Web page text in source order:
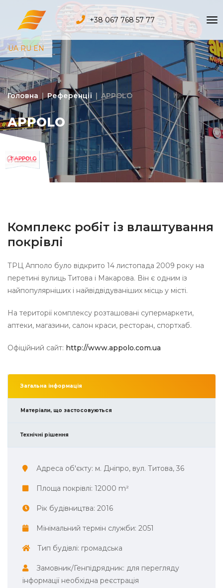
+38 067 768 57 77
UA RU EN
Головна | Референції | APPOLO
APPOLO
Комплекс робіт із влаштування
покрівлі
ТРЦ Апполо було відкрито 14 листопада 2009 року на
перетині вулиць Титова і Макарова. Він є одним із
найпопулярніших і найвідвідуваніших місць у місті.
На території комплексу розташовані супермаркети,
аптеки, магазини, салон краси, ресторан, спортхаб.
Офіційний сайт: http://www.appolo.com.ua
Загальна інформація
Матеріали, що застосовуються
Технічні рішення
Адреса об'єкту: м. Дніпро, вул. Титова, 36
Площа покрівлі: 12000 m²
Рік будівництва: 2016
Мінімальний термін служби: 2051
Тип будівлі: громадська
Замовник/Генпідрядник: для перегляду
інформації необхідна реєстрація